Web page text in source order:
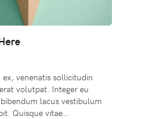
venenatis sollicitudin
volutpat. Integer eu
lacus vestibulum
Quisque vitae…